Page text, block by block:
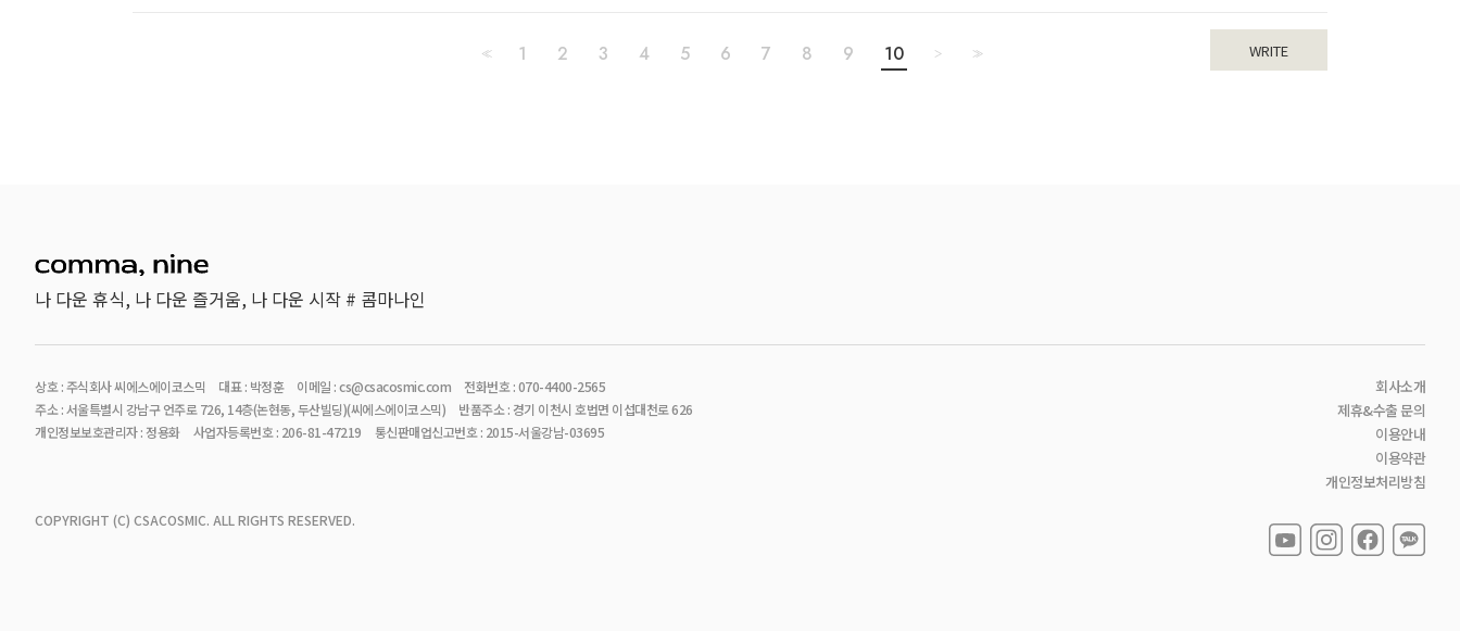
WRITE
<< 1 2 3 4 5 6 7 8 9 10 > >>
나 다운 휴식, 나 다운 즐거움, 나 다운 시작 # 콤마나인
상호 : 주식회사 씨에스에이코스믹 대표 : 박정훈 이메일 : cs@csacosmic.com
전화번호 : 070-4400-2565
주소 : 서울특별시 강남구 언주로 726, 14층(논현동, 두산빌딩)(씨에스에이코스믹)
반품주소 : 경기 이천시 호법면 이섭대천로 626
개인정보보호관리자 : 정용화
사업자등록번호 : 206-81-47219 통신판매업신고번호 : 2015-서울강남-03695
COPYRIGHT (C) CSACOSMIC. ALL RIGHTS RESERVED.
회사소개
제휴&수출 문의
이용안내
이용약관
개인정보처리방침